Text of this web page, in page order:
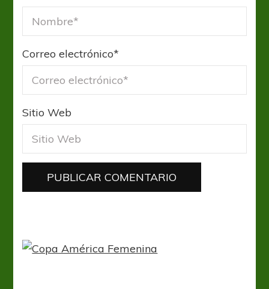
Correo electrónico*
Sitio Web